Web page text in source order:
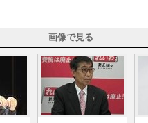
画像で見る